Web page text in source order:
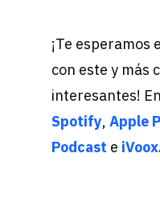
¡Te esperamos
con este y más
interesantes!
Spotify, Apple
Podcast e iVoox